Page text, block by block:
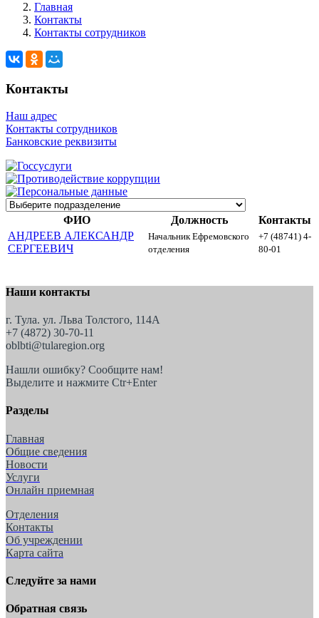
Главная
Контакты
Контакты сотрудников
Контакты
Наш адрес
Контакты сотрудников
Банковские реквизиты
ФИО Должность
Контакты
АНДРЕЕВ АЛЕКСАНДР
СЕРГЕЕВИЧ
Начальник Ефремовского
отделения
+7 (48741) 4-
80-01
Наши контакты
г. Тула. ул. Льва Толстого, 114А
+7 (4872) 30-70-11
oblbti@tularegion.org
Нашли ошибку? Сообщите нам!
Выделите и нажмите Ctr+Enter
Разделы
Главная
Общие сведения
Новости
Услуги
Онлайн приемная
Отделения
Контакты
Об учреждении
Карта сайта
Следуйте за нами
Обратная связь